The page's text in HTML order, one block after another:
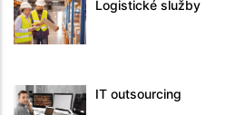
Logistické služby
IT outsourcing